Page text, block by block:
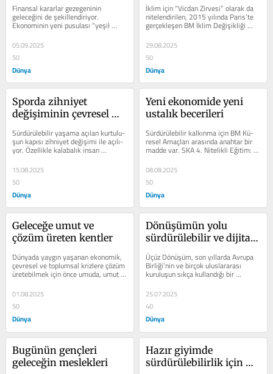
Finansal kararlar gezegeninin
geleceğini de şekillendiriyor.
Ekonominin yeni pusulası “yeşil
finansman” kalkınma stratejileri için
çok...
05.09.2025
50
Dünya
İklim için “Vicdan Zirvesi” olarak da
ni­telendirilen, 2015 yılında Paris’te
ger­çekleşen BM İklim Değişikliği
Konferan­sı,...
29.08.2025
50
Dünya
Sporda zihniyet
değişiminin çevresel
Sürdürülebilir yaşama açılan kurtulu­
şun kapısı zihniyet değişimi ile açılı­
yor. Özellikle kalabalık insan
toplulukla­rında çok...
15.08.2025
50
Dünya
Yeni ekonomide yeni
ustalık becerileri
Sürdürülebilir kalkınma için BM Kü­
resel Amaçları arasında anahtar bir
madde var. SKA 4. Nitelikli Eğitim:
08.08.2025
50
Dünya
Geleceğe umut ve
çözüm üreten kentler
Dünyada yaygın yaşanan ekonomik,
çevresel ve toplumsal krizlere çö­züm
üretebilmek için önce umuda, umut
için yalnız olmadığımızı...
01.08.2025
50
Dünya
Dönüşümün yolu
sürdürülebilir ve dijital
kampüslerden geçiyor
Üçüz Dönüşüm, son yıllarda Avru­pa
Birliği’nin ve birçok uluslarara­sı
kuruluşun sıkça kullandığı bir
kavram. Sürdürülebilir...
25.07.2025
40
Dünya
Bugünün gençleri
geleceğin meslekleri
Hazır giyimde
sürdürülebilirlik için